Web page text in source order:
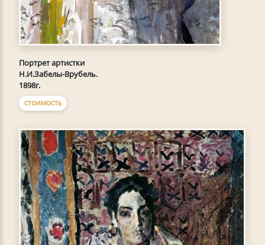
Портрет артистки
Н.И.Забелы-Врубель.
1898г.
СТОИМОСТЬ